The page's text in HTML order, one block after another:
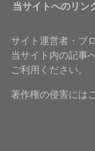
当サイトへのリン
サイト運営者・ブ
当サイト内の記事
ご利用ください。
著作権の侵害には